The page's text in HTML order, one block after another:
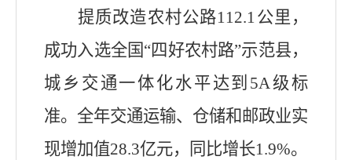
提质改造农村公路112.1公里，
成功入选全国“四好农村路”示范县，
城乡交通一体化水平达到5A级标
准。 全年交通运输、仓储和邮政业实
现增加值28.3亿元，同比增长1.9%。